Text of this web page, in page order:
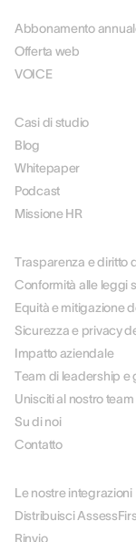
Abbonamento
Offerta web
VOICE
Casi di studio
Blog
Whitepaper
Podcast
Missione HR
Trasparenza e diritto
Conformità alle leggi
Equità e mitigazione
Sicurezza e privacy
Impatto aziendale
Team di leadership e
Unisciti al nostro team
Su di noi
Contatto
Le nostre integrazioni
Distribuisci
Rinvio